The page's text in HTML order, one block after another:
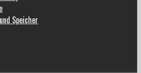
Speicher